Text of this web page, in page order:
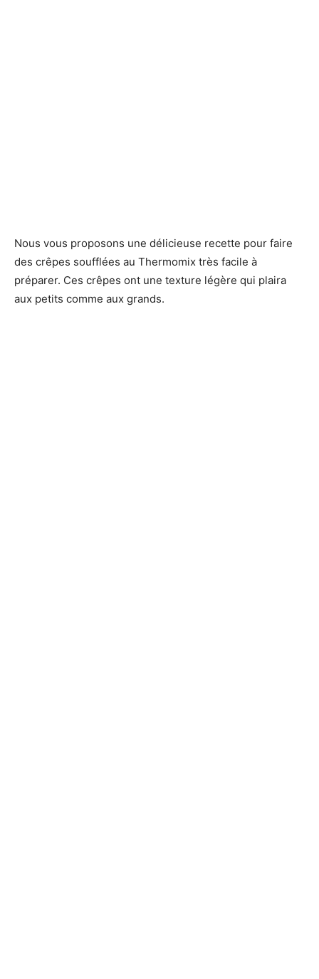
Nous vous proposons une délicieuse recette pour faire
des crêpes soufflées au Thermomix très facile à
préparer. Ces crêpes ont une texture légère qui plaira
aux petits comme aux grands.